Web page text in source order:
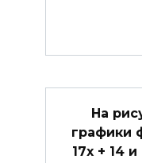
На
графики
17x + 14